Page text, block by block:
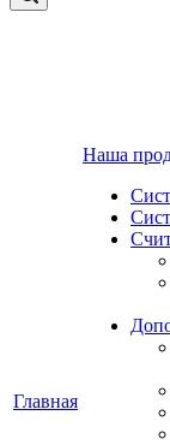
Главная
Наша